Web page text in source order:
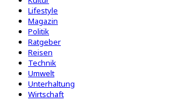
Lifestyle
Magazin
Politik
Ratgeber
Reisen
Technik
Umwelt
Unterhaltung
Wirtschaft